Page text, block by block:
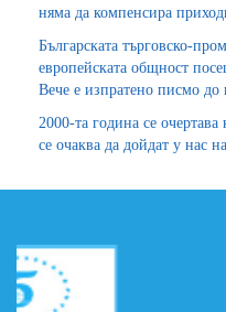
няма да компенсира
Българската търговско-
европейската общност
Вече е изпратено писмо
2000-та година се
се очаква да дойдат у нас